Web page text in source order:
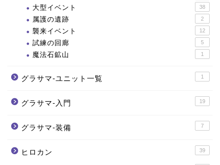
大型イベント 38
属護の遺跡 2
襲来イベント 12
試練の回廊 5
魔法石鉱山 1
グラサマ-ユニット一覧 1
グラサマ-入門 19
グラサマ-装備 7
ヒロカン 39